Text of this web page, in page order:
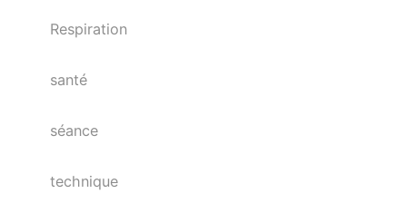
Respiration
santé
séance
technique